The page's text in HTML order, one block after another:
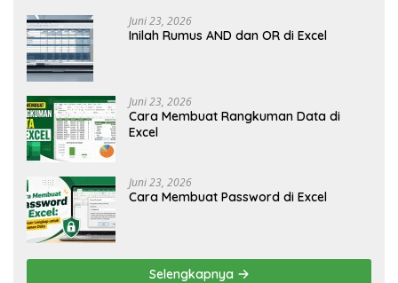
Juni 23, 2026
Inilah Rumus AND dan OR di Excel
Juni 23, 2026
Cara Membuat Rangkuman Data di
Excel
Juni 23, 2026
Cara Membuat Password di Excel
Selengkapnya